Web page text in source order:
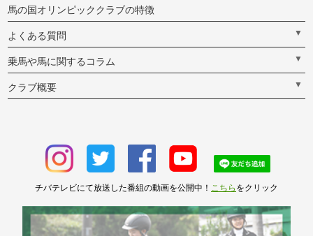
馬の国オリンピッククラブの特徴
よくある質問 ▼
乗馬や馬に関するコラム ▼
クラブ概要 ▼
チバテレビにて放送した番組の動画を公開中！ こちら をクリック